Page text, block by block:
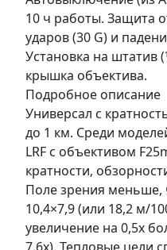
10 ч работы. Защита
ударов (30 G) и
Установка на штатив
крышка объектива.
Подробное описание
Универсал с
до 1 км. Среди
LRF c объективом
кратности,
Поле зрения меньше,
10,4×7,9 (или 18,2 м/
увеличение на 0,5x